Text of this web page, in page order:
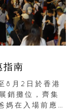
南
8月2日於香港
銷攤位，齊集
媽在入場前應